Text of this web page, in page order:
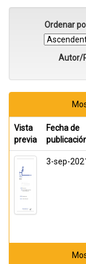
Ordenar
Autor/
Vista
previa
Fecha de
3-sep-